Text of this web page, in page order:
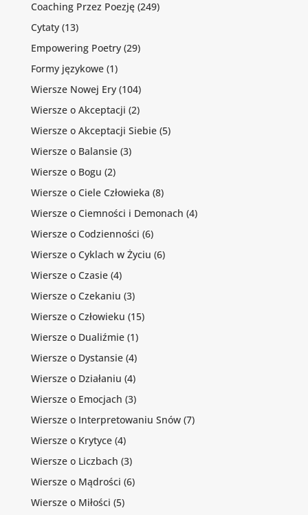
Coaching Przez Poezję(249)
Cytaty(13)
Empowering Poetry(29)
Formy językowe(1)
Wiersze Nowej Ery(104)
Wiersze o Akceptacji (2)
Wiersze o Akceptacji Siebie(5)
Wiersze o Balansie(3)
Wiersze o Bogu (2)
Wiersze o Ciele Człowieka (8)
Wiersze o Ciemności i Demonach (4)
Wiersze o Codzienności (6)
Wiersze o Cyklach w Życiu (6)
Wiersze o Czasie(4)
Wiersze o Czekaniu (3)
Wiersze o Człowieku (15)
Wiersze o Dualiźmie(1)
Wiersze o Dystansie(4)
Wiersze o Działaniu (4)
Wiersze o Emocjach (3)
Wiersze o Interpretowaniu Snów(7)
Wiersze o Krytyce(4)
Wiersze o Liczbach (3)
Wiersze o Mądrości (6)
Wiersze o Miłości (5)